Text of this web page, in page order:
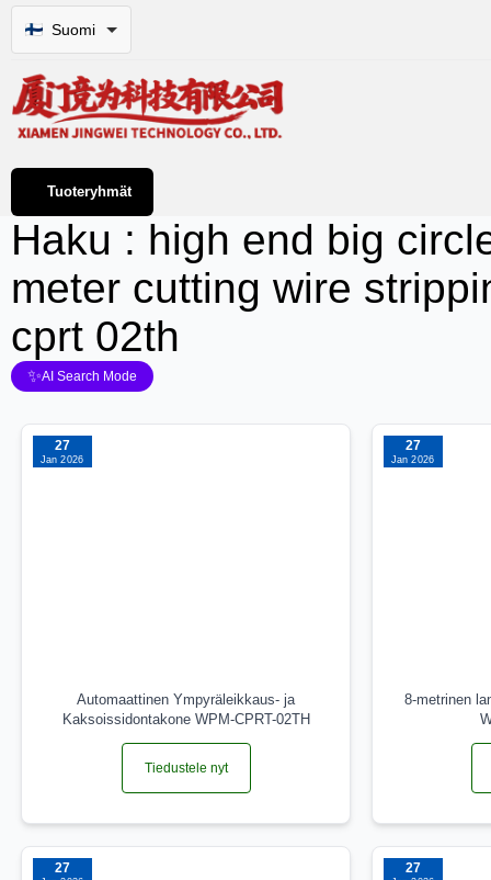
Suomi
Tuoteryhmät
Haku : high end big
meter cutting wire
cprt 02th
✨AI Search Mode
27
Jan 2026
Automaattinen Ympyräleikkaus- ja
Kaksoissidontakone WPM-CPRT-02TH
Tiedustele nyt
27
Jan 2026
8-metrinen
27 27